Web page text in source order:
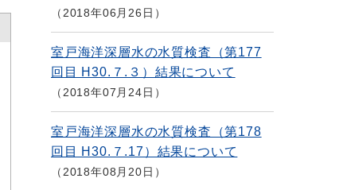
2018年06月26日
室戸海洋深層水の水質検査（第177
回目 H30.７.３）結果について
2018年07月24日
室戸海洋深層水の水質検査（第178
回目 H30.７.17）結果について
2018年08月20日